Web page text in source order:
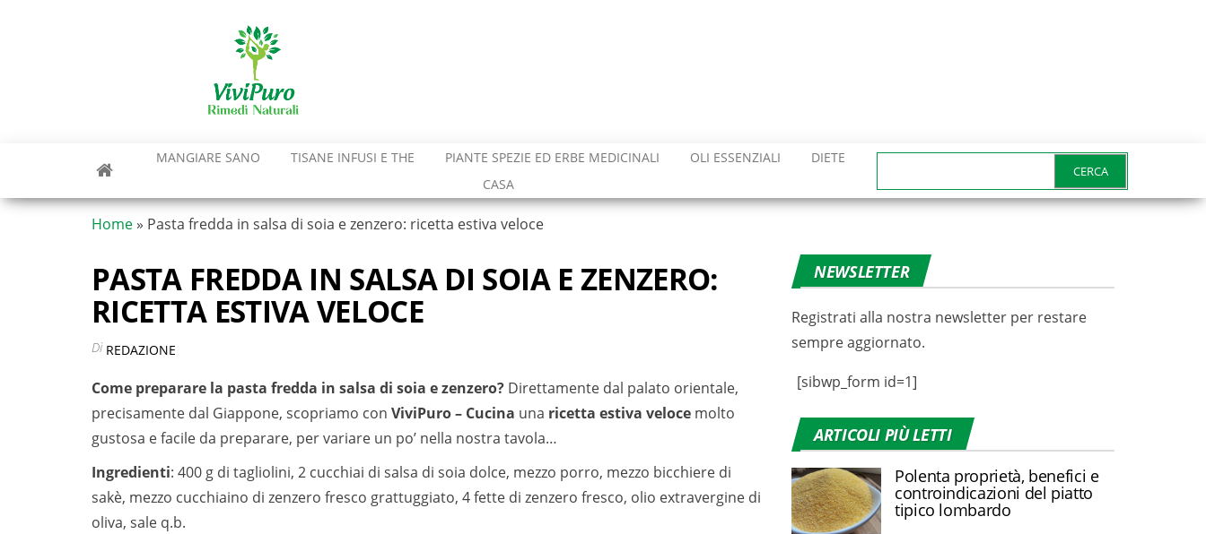
MANGIARE SANO TISANE INFUSI E THE PIANTE SPEZIE ED ERBE MEDICINALI OLI ESSENZIALI
DIETE
CASA
per:
Home » Pasta fredda in salsa di soia e zenzero: ricetta estiva veloce
PASTA FREDDA IN SALSA DI SOIA E ZENZERO:
RICETTA ESTIVA VELOCE
Di REDAZIONE
Come preparare la pasta fredda in salsa di soia e zenzero? Direttamente dal palato orientale,
precisamente dal Giappone, scopriamo con ViviPuro – Cucina una ricetta estiva veloce molto
gustosa e facile da preparare, per variare un po’ nella nostra tavola…
Ingredienti: 400 g di tagliolini, 2 cucchiai di salsa di soia dolce, mezzo porro, mezzo bicchiere di
sakè, mezzo cucchiaino di zenzero fresco grattuggiato, 4 fette di zenzero fresco, olio extravergine di
oliva, sale q.b.
NEWSLETTER
Registrati alla nostra newsletter per restare
sempre aggiornato.
[sibwp_form id=1]
ARTICOLI PIÙ LETTI
Polenta proprietà, benefici e
controindicazioni del piatto
tipico lombardo